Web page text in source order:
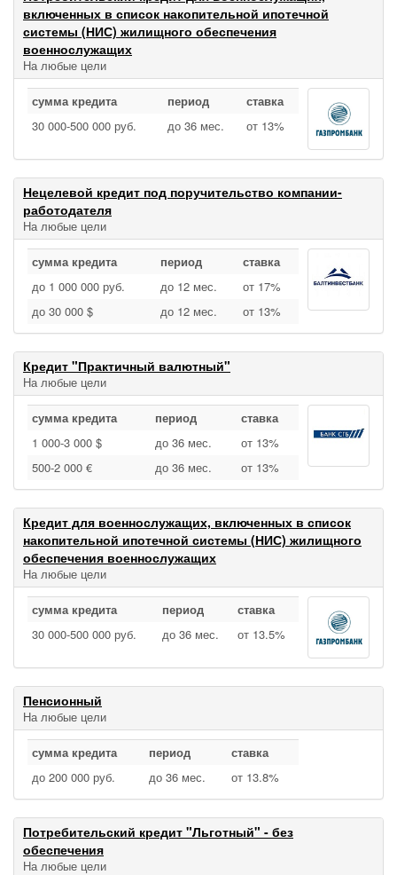
включенных в список накопительной ипотечной
системы (НИС) жилищного обеспечения
военнослужащих
На любые цели
сумма кредита период
ставка
30 000‑500 000 руб.
до 36 мес. от 13%
Нецелевой кредит под поручительство компании-
работодателя
На любые цели
сумма кредита период
ставка
до 1 000 000 руб.
до 12 мес.
от 17%
до 30 000 $
до 12 мес. от 13%
Кредит "Практичный валютный"
На любые цели
сумма кредита период
ставка
1 000‑3 000 $
до 36 мес.
от 13%
500‑2 000 €
до 36 мес. от 13%
Кредит для военнослужащих, включенных в список
накопительной ипотечной системы (НИС) жилищного
обеспечения военнослужащих
На любые цели
сумма кредита период
ставка
30 000‑500 000 руб.
до 36 мес. от 13.5%
Пенсионный
На любые цели
сумма кредита период
ставка
до 200 000 руб.
до 36 мес. от 13.8%
Потребительский кредит "Льготный" - без
обеспечения
На любые цели